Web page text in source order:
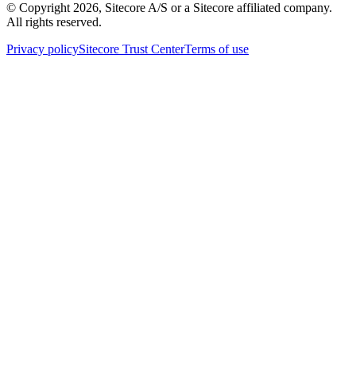
© Copyright 2026, Sitecore A/S or a Sitecore affiliated company.
All rights reserved.
Privacy policySitecore Trust CenterTerms of use